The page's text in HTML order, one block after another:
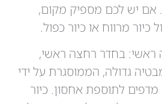
אם יש לכם מספיק מקום,
כיור מרווח או כיור כפול.
ראשי: בחדר רחצה ראשי,
גדולה, הממוסגרת על ידי
לתוספת אחסון. כיור